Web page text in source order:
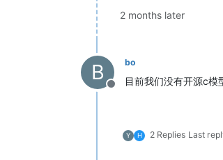
2 months later
B
Offline
bo
目前我们没有开源c模
Y H 2 Replies Last